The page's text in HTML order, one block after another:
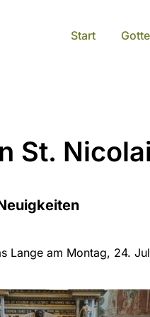
Start
St. Nicolai
Lange am Montag, 24.